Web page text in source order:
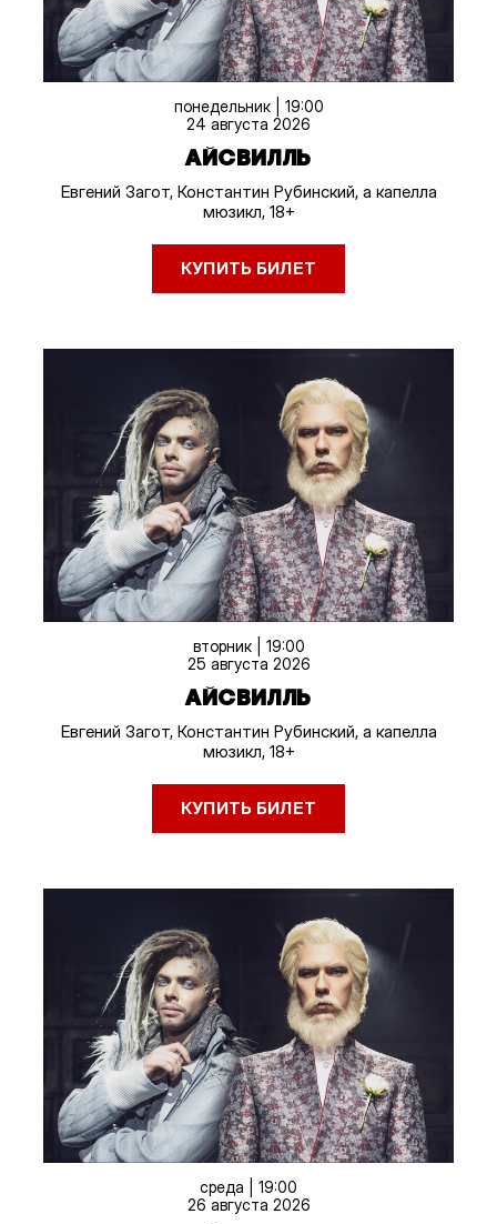
понедельник | 19:00
24 августа 2026
АЙСВИЛЛЬ
Евгений Загот, Константин Рубинский, а капелла
мюзикл, 18+
КУПИТЬ БИЛЕТ
вторник | 19:00
25 августа 2026
АЙСВИЛЛЬ
Евгений Загот, Константин Рубинский, а капелла
мюзикл, 18+
КУПИТЬ БИЛЕТ
среда | 19:00
26 августа 2026